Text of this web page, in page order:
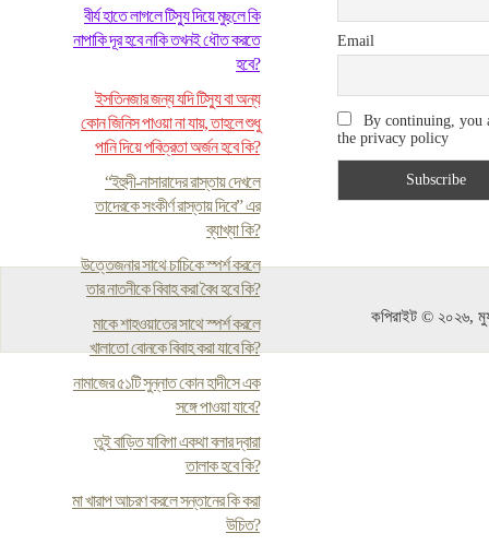
বীর্য হাতে লাগলে টিস্যু দিয়ে মুছলে কি
নাপাকি দূর হবে নাকি তখনই ধৌত করতে
হবে?
ইসতিনজার জন্য যদি টিস্যু বা অন্য
কোন জিনিস পাওয়া না যায়, তাহলে শুধু
পানি দিয়ে পবিত্রতা অর্জন হবে কি?
“ইহুদী-নাসারাদের রাস্তায় দেখলে
তাদেরকে সংকীর্ণ রাস্তায় দিবে” এর
ব্যাখ্যা কি?
উত্তেজনার সাথে চাচিকে স্পর্শ করলে
তার নাতনীকে বিবাহ করা বৈধ হবে কি?
মাকে শাহওয়াতের সাথে স্পর্শ করলে
খালাতো বোনকে বিবাহ করা যাবে কি?
নামাজের ৫১টি সুন্নাত কোন হাদীসে এক
সঙ্গে পাওয়া যাবে?
তুই বাড়িত যাবিগা একথা বলার দ্বারা
তালাক হবে কি?
মা খারাপ আচরণ করলে সন্তানের কি করা
উচিত?
Email
By continuing, you
the privacy policy
কপিরাইট © ২০২৬,